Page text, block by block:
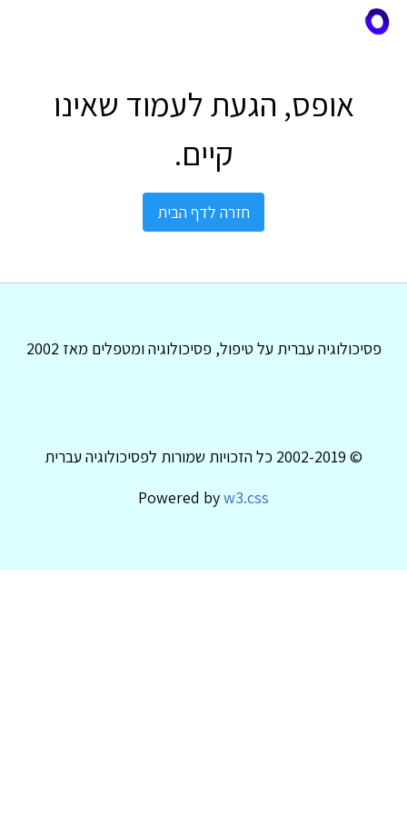
אופס, הגעת לעמוד שאינו
קיים.
חזרה לדף הבית
פסיכולוגיה עברית על טיפול, פסיכולוגיה ומטפלים מאז 2002
© 2002-2019 כל הזכויות שמורות לפסיכולוגיה עברית
Powered byw3.css